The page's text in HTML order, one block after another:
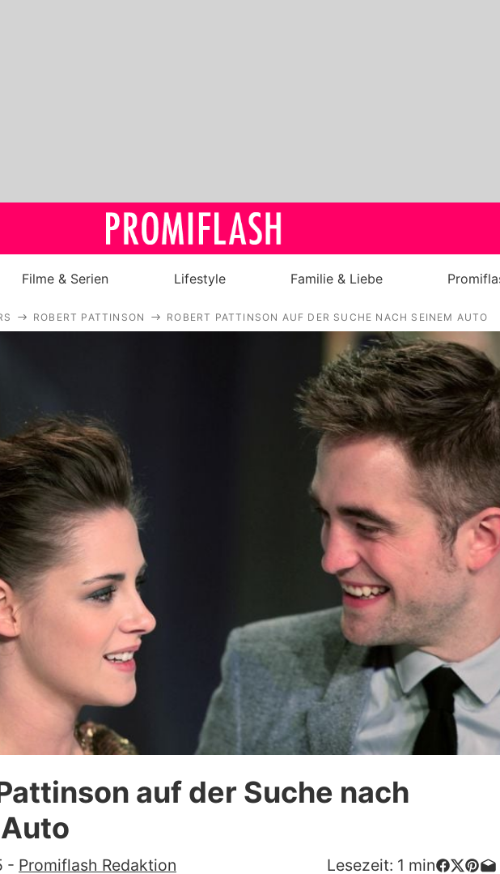
Royals
Promiflash Exklusiv
Alle Themen auf Promiflash
App runterladen
Redaktionelle Richtlinien
Impressum
Datenschutzerklärung
Nutzungsbedingungen
Filme & Serien Lifestyle Familie & Liebe
ROBERT PATTINSON ROBERT PATTINSON AUF DER SUCHE NACH SEINEM AUTO
auf der Suche nach
- Promiflash Redaktion Lesezeit: 1 min